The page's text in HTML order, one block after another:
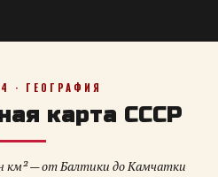
· ГЕОГРАФИЯ
карта СССР
км² — от Балтики до Камчатки